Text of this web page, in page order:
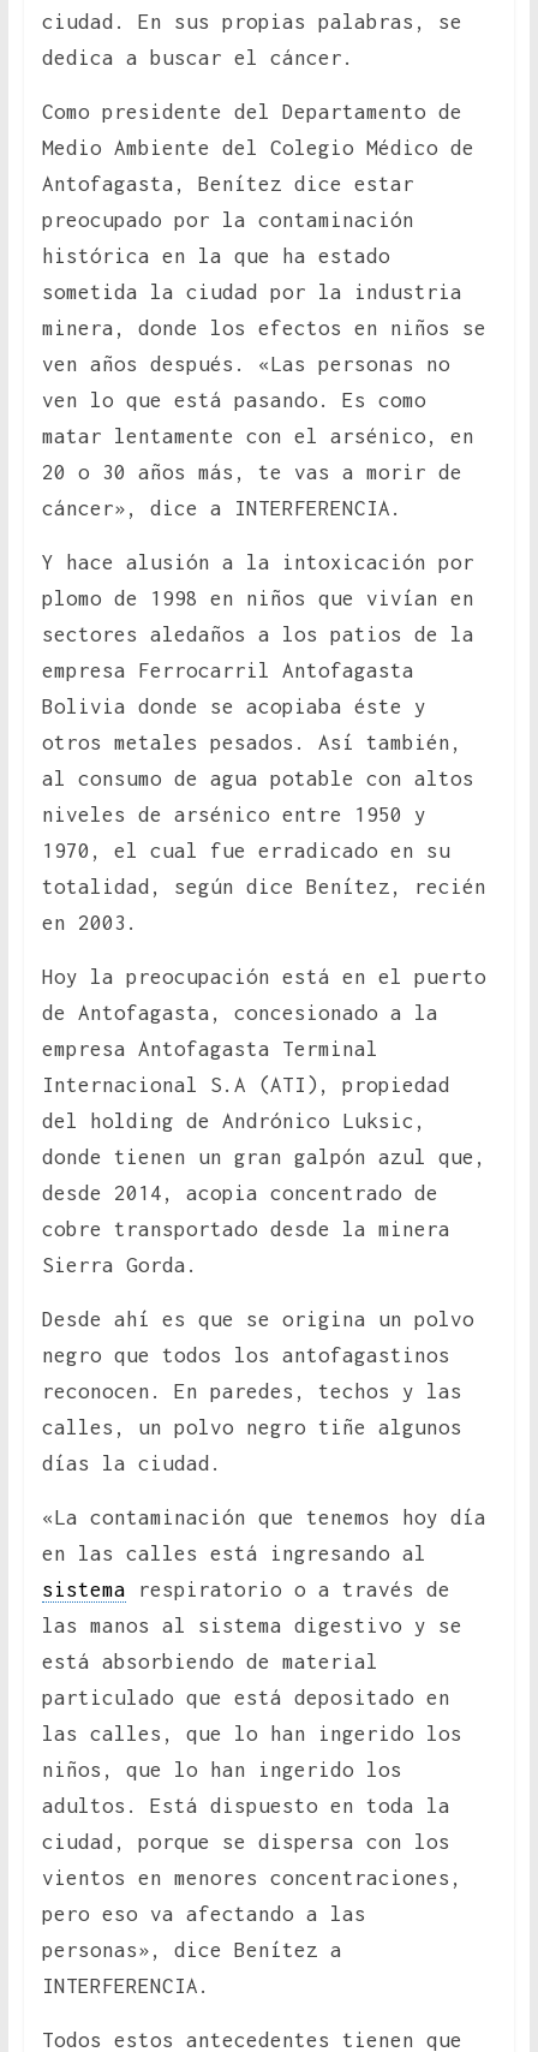
ciudad. En sus propias palabras, se
dedica a buscar el cáncer.
Como presidente del Departamento de
Medio Ambiente del Colegio Médico de
Antofagasta, Benítez dice estar
preocupado por la contaminación
histórica en la que ha estado
sometida la ciudad por la industria
minera, donde los efectos en niños se
ven años después. «Las personas no
ven lo que está pasando. Es como
matar lentamente con el arsénico, en
20 o 30 años más, te vas a morir de
cáncer», dice a INTERFERENCIA.
Y hace alusión a la intoxicación por
plomo de 1998 en niños que vivían en
sectores aledaños a los patios de la
empresa Ferrocarril Antofagasta
Bolivia donde se acopiaba éste y
otros metales pesados. Así también,
al consumo de agua potable con altos
niveles de arsénico entre 1950 y
1970, el cual fue erradicado en su
totalidad, según dice Benítez, recién
en 2003.
Hoy la preocupación está en el puerto
de Antofagasta, concesionado a la
empresa Antofagasta Terminal
Internacional S.A (ATI), propiedad
del holding de Andrónico Luksic,
donde tienen un gran galpón azul que,
desde 2014, acopia concentrado de
cobre transportado desde la minera
Sierra Gorda.
Desde ahí es que se origina un polvo
negro que todos los antofagastinos
reconocen. En paredes, techos y las
calles, un polvo negro tiñe algunos
días la ciudad.
«La contaminación que tenemos hoy día
en las calles está ingresando al
sistema respiratorio o a través de
las manos al sistema digestivo y se
está absorbiendo de material
particulado que está depositado en
las calles, que lo han ingerido los
niños, que lo han ingerido los
adultos. Está dispuesto en toda la
ciudad, porque se dispersa con los
vientos en menores concentraciones,
pero eso va afectando a las
personas», dice Benítez a
INTERFERENCIA.
Todos estos antecedentes tienen que